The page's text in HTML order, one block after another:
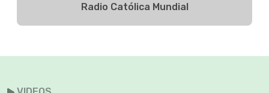
Radio Católica Mundial